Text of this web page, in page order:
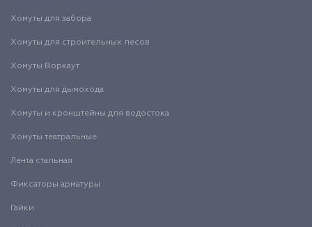
Хомуты для забора
Хомуты для строительных лесов
Хомуты Воркаут
Хомуты для дымохода
Хомуты и кронштейны для водостока
Хомуты театральные
Лента стальная
Фиксаторы арматуры
Гайки